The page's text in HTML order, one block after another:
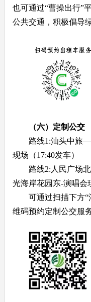
也可通过“曹操出行”
公共交通，积极倡导
（六）定制公交
路线1:汕头中旅—
现场（17:40发车）
路线2:人民广场北-
光海岸花园东-演唱会
可通过扫描下方“汕
维码预约定制公交服务